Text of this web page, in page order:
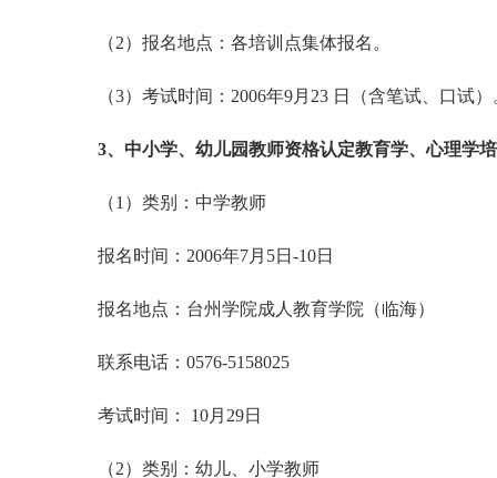
（2）报名地点：各培训点集体报名。
（3）考试时间：2006年9月23 日（含笔试、口试）
3、中小学、幼儿园教师资格认定教育学、心理学
（1）类别：中学教师
报名时间：2006年7月5日-10日
报名地点：台州学院成人教育学院（临海）
联系电话：0576-5158025
考试时间： 10月29日
（2）类别：幼儿、小学教师